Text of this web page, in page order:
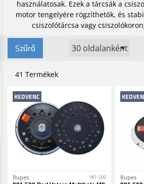
MÁRKÁK
használatosak. Ezek a tárcsák a
motor tengelyére rögzíthetők, és
csiszolótárcsa vagy
Szűrő
41 Termékek
KEDVENC
Rupes 981-500 Rupes